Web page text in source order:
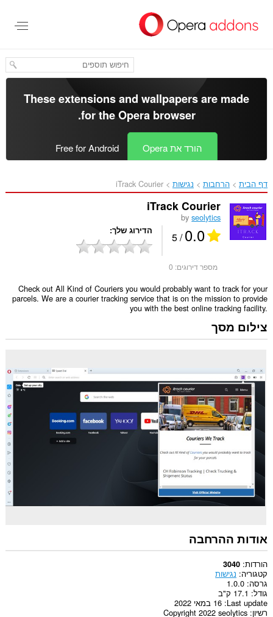
העיקרי
These extensions and wallpapers are made
for theOpera browser
.
הורד את Opera Free for Android
דף הבית הרחבות נגישות iTrack Courier‎
iTrack Courier
byseolytics
0.0
/ 5 הדירוג שלך
מספר דירוגים: 0
Check out All Kind of Couriers you would probably want to track for your
parcels. We are a courier tracking service that is on the mission to provide
you with the best online tracking facility.
צילום מסך
אודות ההרחבה
הורדות 3040
קטגוריה נגישות
גרסה 1.0.0
גודל 17.1 ק"ב
Last update 16 במאי 2022
רשיון Copyright 2022 seolytics